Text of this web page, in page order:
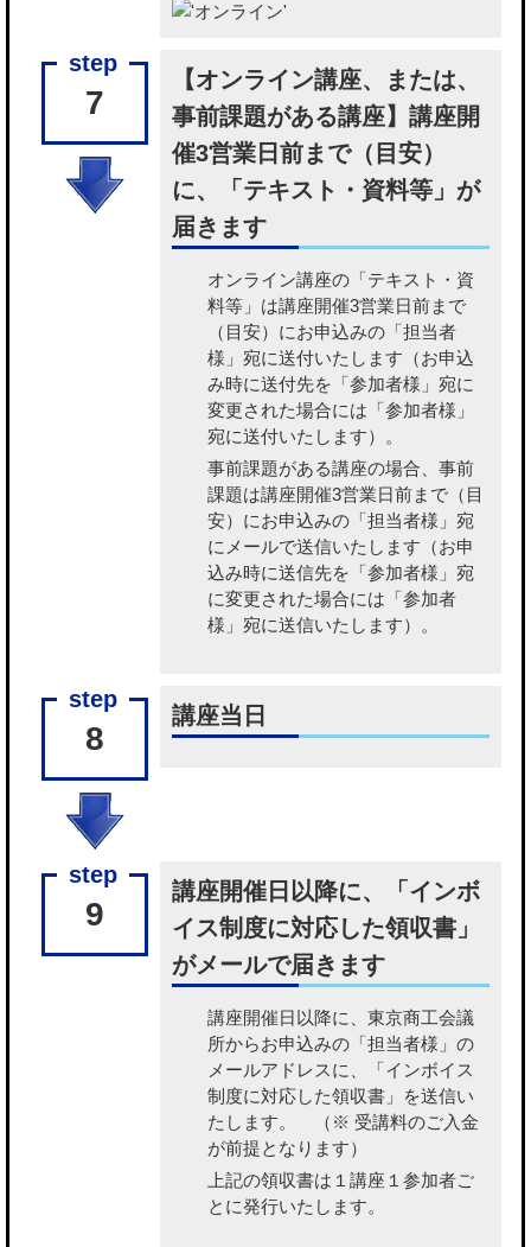
7
【オンライン講座、または、
事前課題がある講座】講座開
催3営業日前まで（目安）
に、「テキスト・資料等」が
届きます
オンライン講座の「テキスト・資
料等」 は講座開催3営業日前まで
（目安）にお申込みの「担当者
様」宛に送付いたします（お申込
み時に送付先を「参加者様」宛に
変更された場合には「参加者様」
宛に送付いたします）。
事前課題がある講座の場合、事前
課題は講座開催3営業日前まで（目
安）にお申込みの「担当者様」宛
にメールで送信いたします（お申
込み時に送信先を「参加者様」宛
に変更された場合には「参加者
様」宛に送信いたします）。
8
講座当日
9
講座開催日以降に、「インボ
イス制度に対応した領収書」
がメールで届きます
講座開催日以降に、東京商工会議
所からお申込みの「担当者様」の
メールアドレスに、「インボイス
制度に対応した領収書」を送信い
たします。
（※ 受講料のご入金
が前提となります）
上記の領収書は１講座１参加者ご
とに発行いたします。